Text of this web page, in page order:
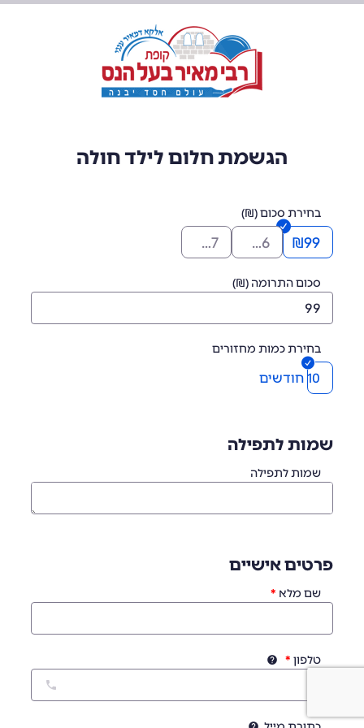
הגשמת חלום לילד חולה
בחירת סכום (₪)
99
₪
196
297
סכום התרומה (₪)
בחירת כמות מחזורים
10 חודשים
שמות לתפילה
שמות לתפילה
פרטים אישיים
שם מלא
טלפון